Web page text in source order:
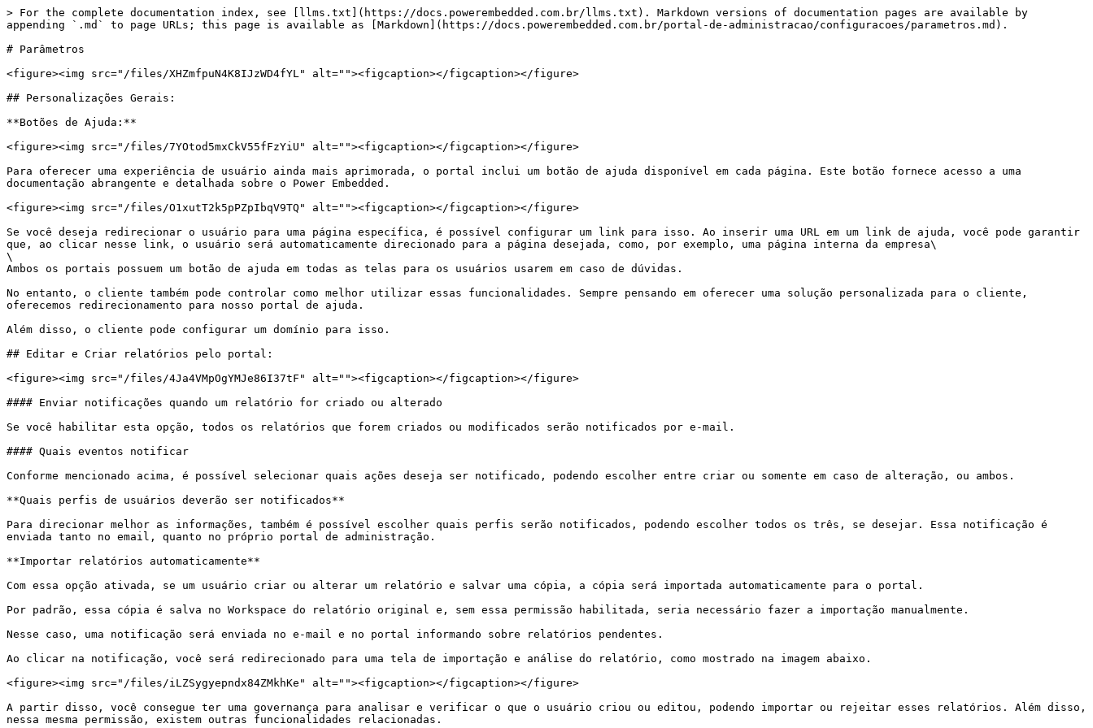
> For the complete documentation index, see [llms.txt](https://docs.powerembedded.com.br/llms.txt). Markdown versions of documentation pages are available by
appending `.md` to page URLs; this page is available as [Markdown](https://docs.powerembedded.com.br/portal-de-administracao/configuracoes/parametros.md).
# Parâmetros
<figure><img src="/files/XHZmfpuN4K8IJzWD4fYL" alt=""><figcaption></figcaption></figure>
## Personalizações Gerais:
**Botões de Ajuda:**
<figure><img src="/files/7YOtod5mxCkV55fFzYiU" alt=""><figcaption></figcaption></figure>
Para oferecer uma experiência de usuário ainda mais aprimorada, o portal inclui um botão de ajuda disponível em cada página. Este botão fornece acesso a uma
documentação abrangente e detalhada sobre o Power Embedded.
<figure><img src="/files/O1xutT2k5pPZpIbqV9TQ" alt=""><figcaption></figcaption></figure>
Se você deseja redirecionar o usuário para uma página específica, é possível configurar um link para isso. Ao inserir uma URL em um link de ajuda, você pode garantir
que, ao clicar nesse link, o usuário será automaticamente direcionado para a página desejada, como, por exemplo, uma página interna da empresa\
\
Ambos os portais possuem um botão de ajuda em todas as telas para os usuários usarem em caso de dúvidas.
No entanto, o cliente também pode controlar como melhor utilizar essas funcionalidades. Sempre pensando em oferecer uma solução personalizada para o cliente,
oferecemos redirecionamento para nosso portal de ajuda.
Além disso, o cliente pode configurar um domínio para isso.
## Editar e Criar relatórios pelo portal:
<figure><img src="/files/4Ja4VMpOgYMJe86I37tF" alt=""><figcaption></figcaption></figure>
#### Enviar notificações quando um relatório for criado ou alterado
Se você habilitar esta opção, todos os relatórios que forem criados ou modificados serão notificados por e-mail.
#### Quais eventos notificar
Conforme mencionado acima, é possível selecionar quais ações deseja ser notificado, podendo escolher entre criar ou somente em caso de alteração, ou ambos.
**Quais perfis de usuários deverão ser notificados**
Para direcionar melhor as informações, também é possível escolher quais perfis serão notificados, podendo escolher todos os três, se desejar. Essa notificação é
enviada tanto no email, quanto no próprio portal de administração.
**Importar relatórios automaticamente**
Com essa opção ativada, se um usuário criar ou alterar um relatório e salvar uma cópia, a cópia será importada automaticamente para o portal.
Por padrão, essa cópia é salva no Workspace do relatório original e, sem essa permissão habilitada, seria necessário fazer a importação manualmente.
Nesse caso, uma notificação será enviada no e-mail e no portal informando sobre relatórios pendentes.
Ao clicar na notificação, você será redirecionado para uma tela de importação e análise do relatório, como mostrado na imagem abaixo.
<figure><img src="/files/iLZSygyepndx84ZMkhKe" alt=""><figcaption></figcaption></figure>
A partir disso, você consegue ter uma governança para analisar e verificar o que o usuário criou ou editou, podendo importar ou rejeitar esses relatórios. Além disso,
nessa mesma permissão, existem outras funcionalidades relacionadas.